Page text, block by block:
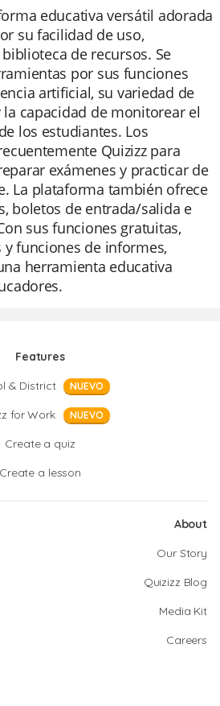
educativa versátil adorada
su facilidad de uso,
de recursos. Se
por sus funciones
artificial, su variedad de
capacidad de monitorear el
los estudiantes. Los
Quizizz para
exámenes y practicar de
La plataforma también ofrece
boletos de entrada/salida e
sus funciones gratuitas,
y funciones de informes,
herramienta educativa
Features
& District
NUEVO
for Work NUEVO
Create a quiz
Create a lesson
About
Our Story
Quizizz Blog
Media Kit
Careers